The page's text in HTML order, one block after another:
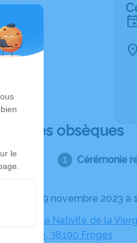
des obsèques
Cérémonie
Le jeudi 09 novembre 2023 à
Église de la Nativité de la
république, 38190 Froges